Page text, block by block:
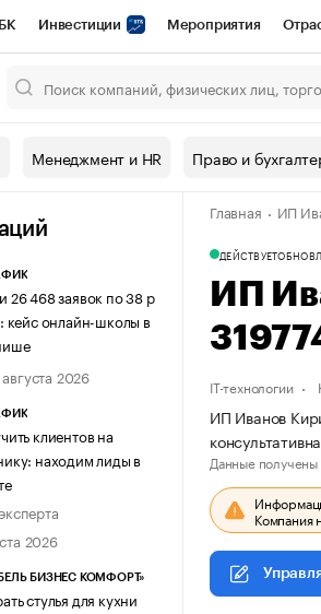
Инвестиции Мероприятия
Конференции СПб Спецпроекты
Рынок наличной валюты
Менеджмент и HR Право и
26 468 заявок по 38 р
кейс онлайн-школы в
2026
клиентов на
находим лиды в
2026
БИЗНЕС КОМФОРТ»
стулья для кухни
Главная ИП
ДЕЙСТВУЕТ
ИП
IT-технологии
ИП Иванов
Данные получены
Компания